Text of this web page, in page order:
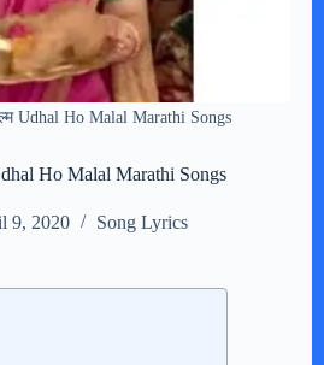
Udhal Ho Malal Marathi Songs
Ho Malal Marathi Songs
9, 2020 Song Lyrics